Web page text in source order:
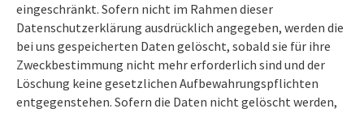
eingeschränkt. Sofern nicht im Rahmen dieser
Datenschutzerklärung ausdrücklich angegeben, werden die
bei uns gespeicherten Daten gelöscht, sobald sie für ihre
Zweckbestimmung nicht mehr erforderlich sind und der
Löschung keine gesetzlichen Aufbewahrungspflichten
entgegenstehen. Sofern die Daten nicht gelöscht werden,